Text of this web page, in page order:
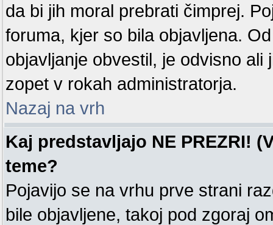
da bi jih moral prebrati čimprej.
foruma, kjer so bila objavljena.
objavljanje obvestil, je odvisno ali
zopet v rokah administratorja.
Nazaj na vrh
Kaj predstavljajo NE PREZRI!
teme?
Pojavijo se na vrhu prve strani
bile objavljene, takoj pod zgoraj